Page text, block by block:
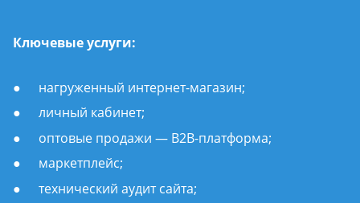
Ключевые услуги:
нагруженный интернет-магазин;
личный кабинет;
оптовые продажи — B2B-платформа;
маркетплейс;
технический аудит сайта;